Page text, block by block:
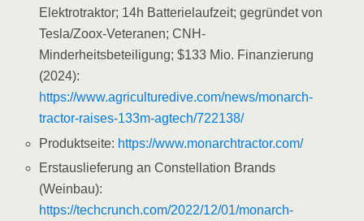
Elektrotraktor; 14h Batterielaufzeit; gegründet von
Tesla/Zoox-Veteranen; CNH-
Minderheitsbeteiligung; $133 Mio. Finanzierung
(2024):
https://www.agriculturedive.com/news/monarch-
tractor-raises-133m-agtech/722138/
Produktseite: https://www.monarchtractor.com/
Erstauslieferung an Constellation Brands
(Weinbau):
https://techcrunch.com/2022/12/01/monarch-